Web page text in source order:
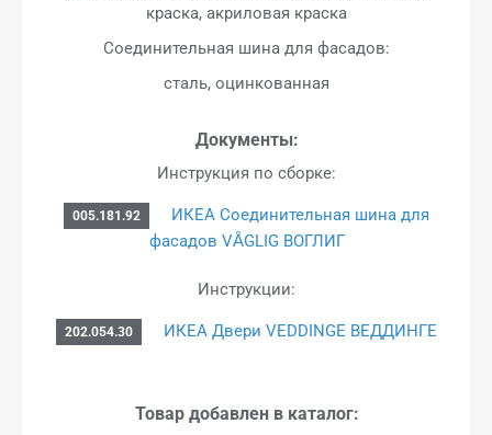
краска, акриловая краска
Соединительная шина для фасадов:
сталь, оцинкованная
Документы:
Инструкция по сборке:
005.181.92
ИКЕА Соединительная шина для
фасадов VÅGLIG ВОГЛИГ
Инструкции:
202.054.30 ИКЕА Двери VEDDINGE ВЕДДИНГЕ
Товар добавлен в каталог: